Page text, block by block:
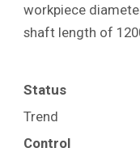
workpiece
shaft length of
Status
Trend
Control